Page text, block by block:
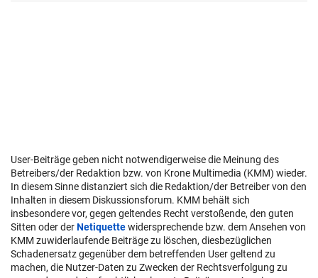
User-Beiträge geben nicht notwendigerweise die Meinung des
Betreibers/der Redaktion bzw. von Krone Multimedia (KMM) wieder.
In diesem Sinne distanziert sich die Redaktion/der Betreiber von den
Inhalten in diesem Diskussionsforum. KMM behält sich
insbesondere vor, gegen geltendes Recht verstoßende, den guten
Sitten oder derNetiquettewidersprechende bzw. dem Ansehen von
KMM zuwiderlaufende Beiträge zu löschen, diesbezüglichen
Schadenersatz gegenüber dem betreffenden User geltend zu
machen, die Nutzer-Daten zu Zwecken der Rechtsverfolgung zu